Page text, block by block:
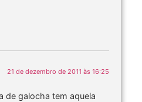
21 de dezembro de 2011 às 16:25
de galocha tem aquela